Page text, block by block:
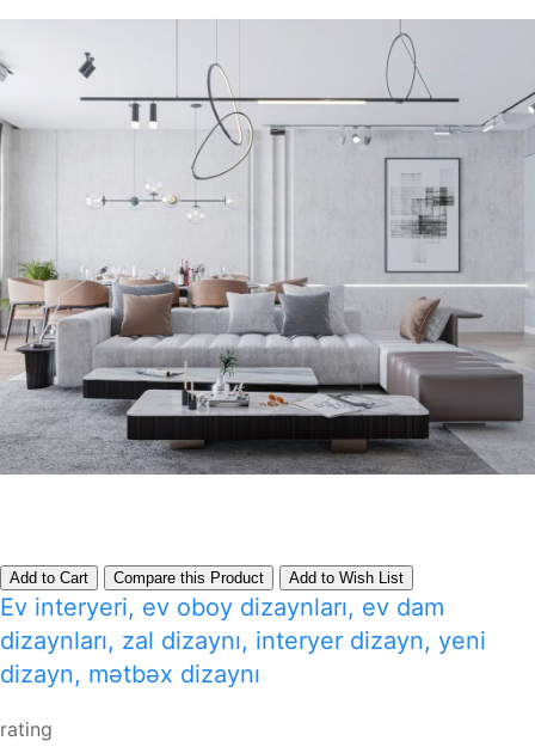
Add to Cart Compare this Product Add to Wish List
Ev interyeri, ev oboy dizaynları, ev dam
dizaynları, zal dizaynı, interyer dizayn, yeni
dizayn, mətbəx dizaynı
rating